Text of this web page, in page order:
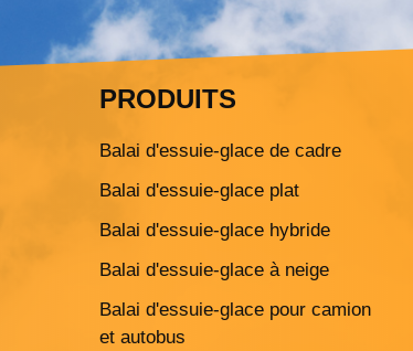
PRODUITS
Balai d'essuie-glace de cadre
Balai d'essuie-glace plat
Balai d'essuie-glace hybride
Balai d'essuie-glace à neige
Balai d'essuie-glace pour camion
et autobus